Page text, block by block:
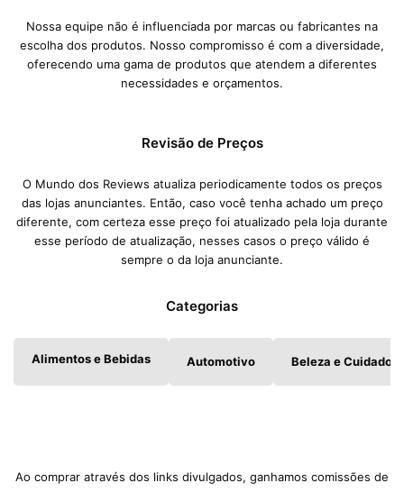
Nossa equipe não é influenciada por marcas ou fabricantes na
escolha dos produtos. Nosso compromisso é com a diversidade,
oferecendo uma gama de produtos que atendem a diferentes
necessidades e orçamentos.
Revisão de Preços
O Mundo dos Reviews atualiza periodicamente todos os preços
das lojas anunciantes. Então, caso você tenha achado um preço
diferente, com certeza esse preço foi atualizado pela loja durante
esse período de atualização, nesses casos o preço válido é
sempre o da loja anunciante.
Categorias
Alimentos e Bebidas Automotivo Beleza e Cuidados
Ao comprar através dos links divulgados, ganhamos comissões de